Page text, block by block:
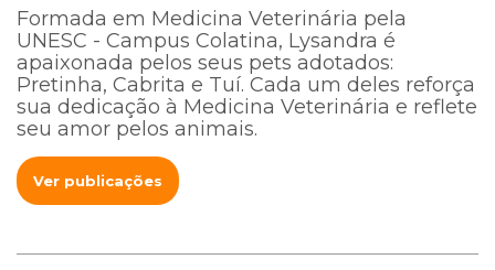
Formada em Medicina Veterinária pela
UNESC - Campus Colatina, Lysandra é
apaixonada pelos seus pets adotados:
Pretinha, Cabrita e Tuí. Cada um deles reforça
sua dedicação à Medicina Veterinária e reflete
seu amor pelos animais.
Ver publicações